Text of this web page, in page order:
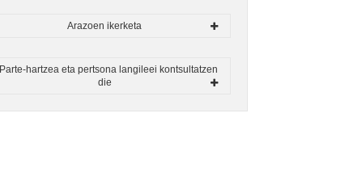
Arazoen ikerketa
Parte-hartzea eta pertsona langileei kontsultatzen
die